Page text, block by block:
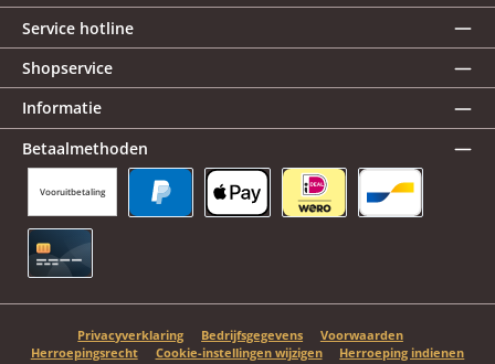
Service hotline
Shopservice
Informatie
Betaalmethoden
Vooruitbetaling
Privacyverklaring Bedrijfsgegevens
Voorwaarden
Herroepingsrecht
Cookie-instellingen wijzigen Herroeping indienen